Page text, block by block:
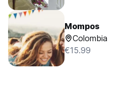
Mompos
Colombia
€15.99